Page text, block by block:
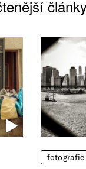
fotografie